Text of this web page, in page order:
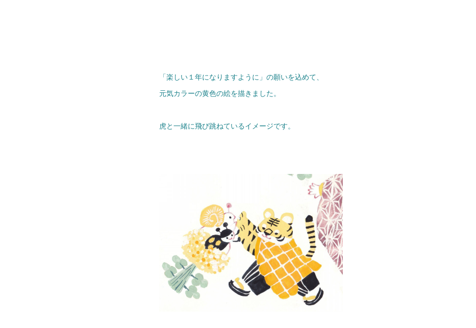
「楽しい１年になりますように」の願いを込めて、
元気カラーの黄色の絵を描きました。
虎と一緒に飛び跳ねているイメージです。